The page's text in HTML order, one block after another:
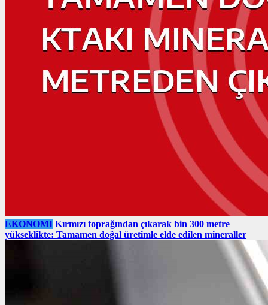
EKONOMI Kırmızı toprağından çıkarak bin 300 metre
yükseklikte: Tamamen doğal üretimle elde edilen mineraller